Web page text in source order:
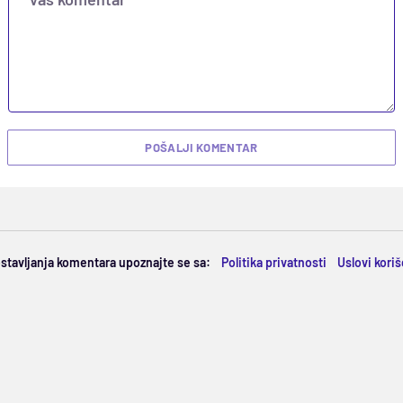
POŠALJI KOMENTAR
komentara upoznajte se sa: Politika privatnosti Uslovi